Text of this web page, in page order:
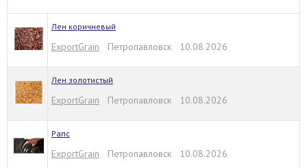
Лен коричневый
ExportGrain Петропавловск 10.08.2026
Лен золотистый
ExportGrain Петропавловск 10.08.2026
Рапс
ExportGrain Петропавловск 10.08.2026